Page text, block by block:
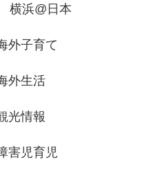
横浜@日本
外子育て
外生活
光情報
害児育児